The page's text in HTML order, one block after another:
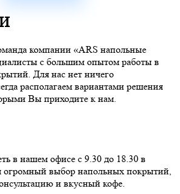
компании «ARS напольные
с большим опытом работы в
Для нас нет ничего
располагаем вариантами решения
Вы приходите к нам.
в нашем офисе с 9.30 до 18.30 в
выбор напольных покрытий,
и вкусный кофе.